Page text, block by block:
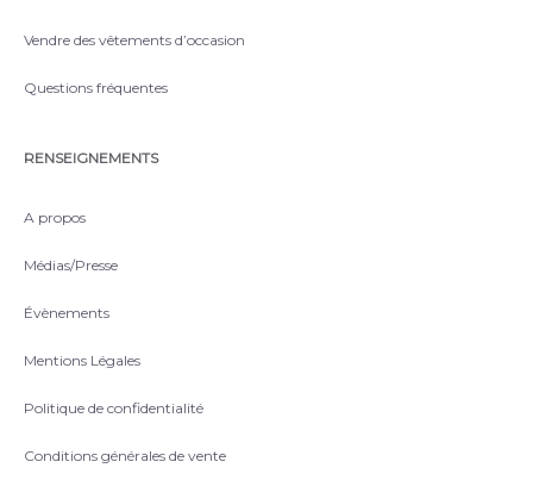
Vendre des vêtements d’occasion
Questions fréquentes
RENSEIGNEMENTS
A propos
Médias/Presse
Évènements
Mentions Légales
Politique de confidentialité
Conditions générales de vente